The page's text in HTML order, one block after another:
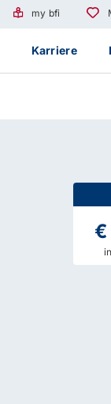
my bfi
Karriere
€